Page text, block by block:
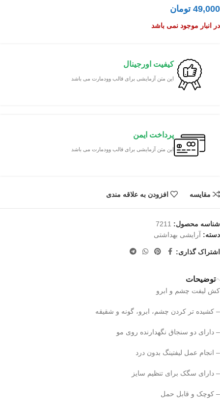
49,000 تومان
در انبار موجود نمی باشد
کیفیت اورجینال
این متن آزمایشی برای قالب وودمارت می باشد
پرداخت ایمن
این متن آزمایشی برای قالب وودمارت می باشد
مقایسه افزودن به علاقه مندی
شناسه محصول: 7211
دسته: آرایشی بهداشتی
اشتراک گذاری:
توضیحات
کش لیفت چشم و ابرو
– کشیده تر کردن چشم، ابرو، گونه و شقیقه
– دارای دو سنجاق نگهدارنده روی مو
– انجام عمل لیفتینگ بدون درد
– دارای سگک برای تنظیم سایز
– کوچک و قابل حمل